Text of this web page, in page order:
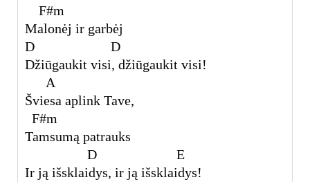
F#m
Malonėj ir garbėj
D D
Džiūgaukit visi, džiūgaukit visi!
A
Šviesa aplink Tave,
F#m
Tamsumą patrauks
D E
Ir ją išsklaidys, ir ją išsklaidys!